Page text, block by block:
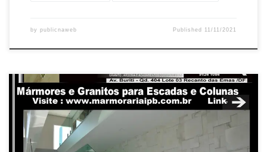
by publicnaweb Published 11/11/2021